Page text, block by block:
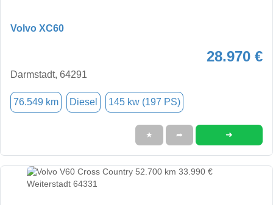
Volvo XC60
28.970 €
Darmstadt, 64291
76.549 km Diesel 145 kw (197 PS)
★ ➦ ➜